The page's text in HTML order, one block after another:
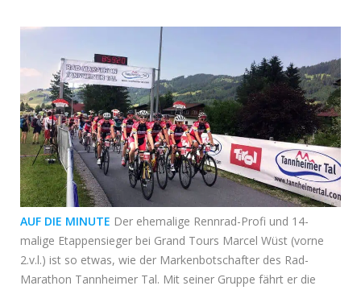
AUF DIE MINUTE Der ehemalige Rennrad-Profi und 14-
malige Etappensieger bei Grand Tours Marcel Wüst (vorne
2.v.l.) ist so etwas, wie der Markenbotschafter des Rad-
Marathon Tannheimer Tal. Mit seiner Gruppe fährt er die